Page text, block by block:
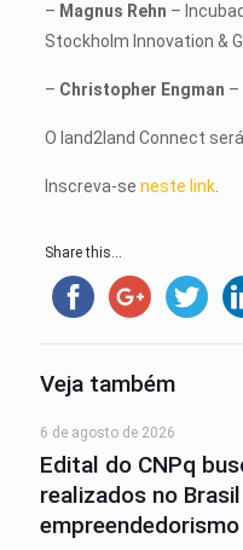
– Magnus Rehn –
Stockholm Innovation &
– Christopher Engman –
O land2land Connect
Inscreva-se neste link.
Share this...
Veja também
6 de agosto de 2026
Edital do CNPq
realizados no